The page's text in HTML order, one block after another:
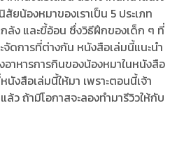
น้องหมาของเราเป็น 5 ประเภท
ล้ง และขี้อ้อน ซึ่งวิธีฝึกของเด็ก ๆ ที่
ดการที่ต่างกัน หนังสือเล่มนี้แนะนำ
อาหารการกินของน้องหมาในหนังสือ
งสือเล่มนี้ให้มา เพราะตอนนี้เจ้า
ว ถ้ามีโอกาสจะลองทำมารีวิวให้กับ